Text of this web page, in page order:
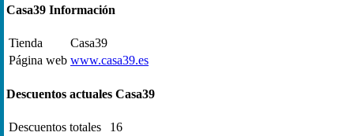
Casa39 Información
Tienda
Casa39
Página web www.casa39.es
Descuentos actuales Casa39
Descuentos totales
16